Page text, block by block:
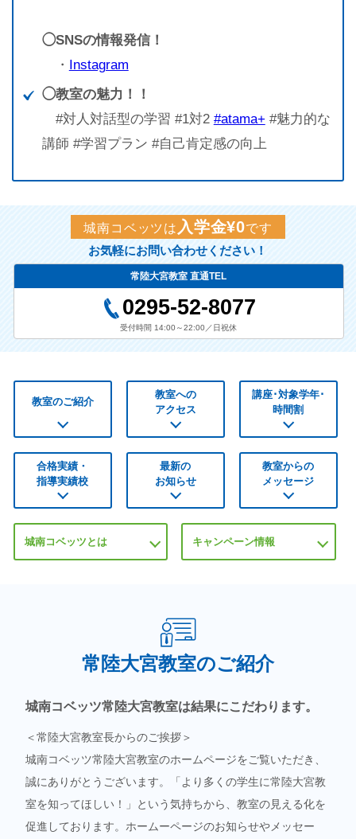
◯SNSの情報発信！
・
Instagram
◯教室の魅力！！
#対人対話型の学習 #1対2 #atama+#魅力的な
講師 #学習プラン #自己肯定感の向上
城南コベッツは 入学金¥0です
お気軽にお問い合わせください！
常陸大宮教室 直通TEL
0295-52-8077
受付時間 14:00～22:00／日祝休
教室のご紹介
教室への
アクセス
講座･対象学年･
時間割
合格実績・
指導実績校
最新の
お知らせ
教室からの
メッセージ
城南コベッツとは キャンペーン情報
常陸大宮教室のご紹介
城南コベッツ常陸大宮教室は結果にこだわります。
＜常陸大宮教室長からのご挨拶＞
城南コベッツ常陸大宮教室のホームページをご覧いただき、
誠にありがとうございます。「より多くの学生に常陸大宮教
室を知ってほしい！」という気持ちから、教室の見える化を
促進しております。ホームーページのお知らせやメッセー